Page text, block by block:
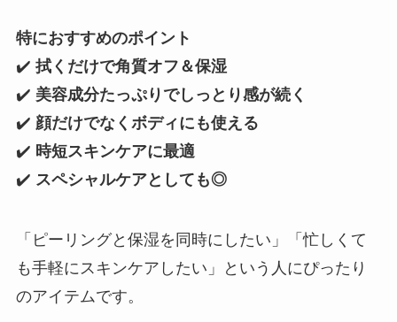
特におすすめのポイント
✔️ 拭くだけで角質オフ＆保湿
✔️ 美容成分たっぷりでしっとり感が続く
✔️ 顔だけでなくボディにも使える
✔️ 時短スキンケアに最適
✔️ スペシャルケアとしても◎
「ピーリングと保湿を同時にしたい」「忙しくて
も手軽にスキンケアしたい」という人にぴったり
のアイテムです。